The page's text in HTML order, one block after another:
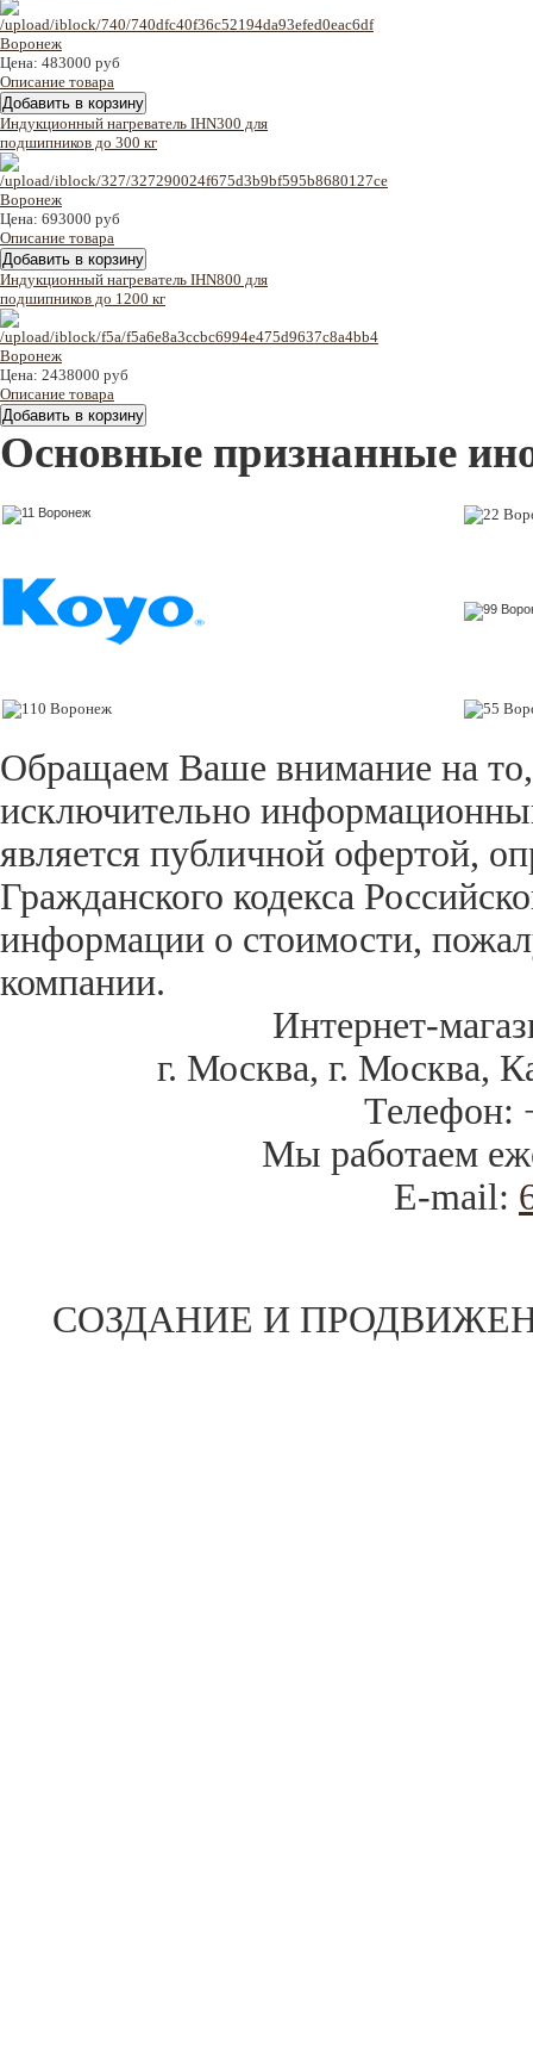
Цена: 483000 руб
Описание товара
Индукционный нагреватель IHN300 для
подшипников до 300 кг
Цена: 693000 руб
Описание товара
Индукционный нагреватель IHN800 для
подшипников до 1200 кг
Цена: 2438000 руб
Описание товара
Основные признанные
Обращаем Ваше внимание на
исключительно
является публичной офертой,
Гражданского кодекса
информации о стоимости,
компании.
Интернет-
г. Москва,г. Москва,
Телефон:
Мы работаем
E-mail:
СОЗДАНИЕ И